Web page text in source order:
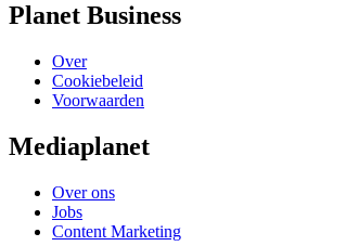
Planet Business
Over
Cookiebeleid
Voorwaarden
Mediaplanet
Over ons
Jobs
Content Marketing